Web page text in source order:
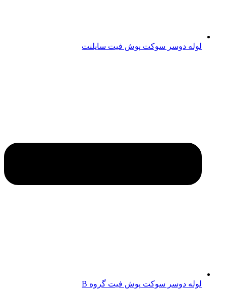
لوله دوسر سوکت پوش فیت سایلنت
لوله دوسر سوکت پوش فیت گروه B